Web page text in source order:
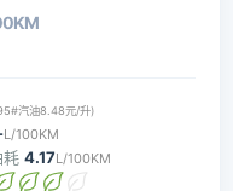
汽油8.48元/升)
L/100KM
耗 4.17L/100KM